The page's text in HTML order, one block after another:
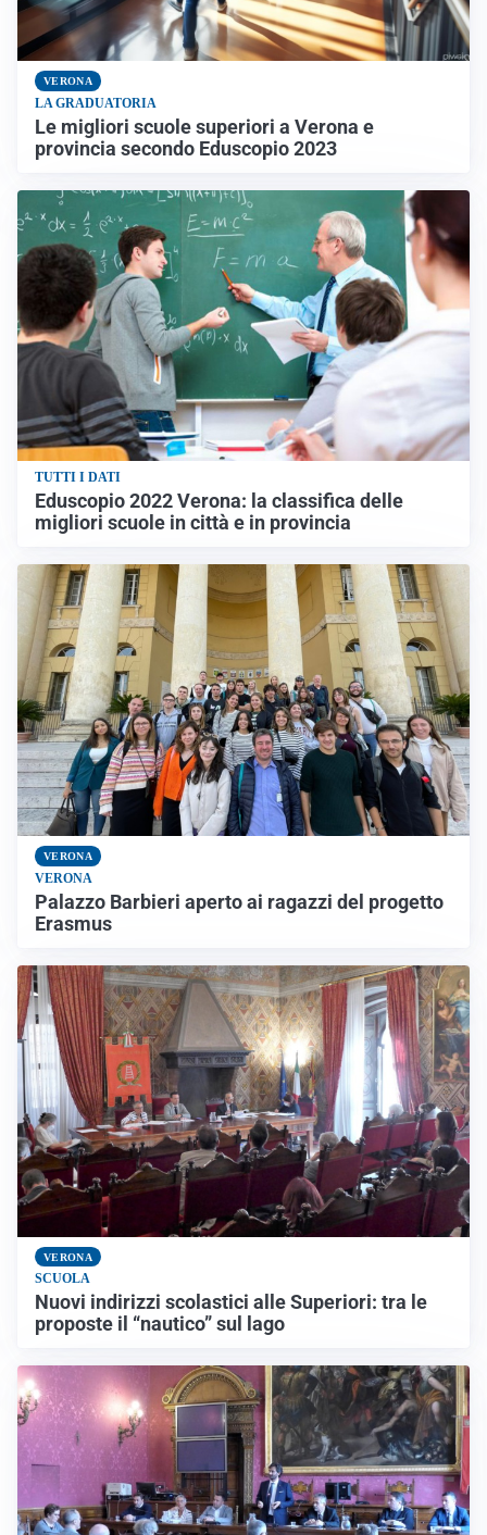
VERONA
LA GRADUATORIA
Le migliori scuole superiori a Verona e
provincia secondo Eduscopio 2023
TUTTI I DATI
Eduscopio 2022 Verona: la classifica delle
migliori scuole in città e in provincia
VERONA
VERONA
Palazzo Barbieri aperto ai ragazzi del progetto
Erasmus
VERONA
SCUOLA
Nuovi indirizzi scolastici alle Superiori: tra le
proposte il “nautico” sul lago